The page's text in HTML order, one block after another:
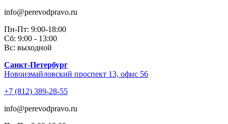
info@perevodpravo.ru
Пн-Пт: 9:00-18:00
Сб: 9:00 - 13:00
Вс: выходной
Санкт-Петербург
Новоизмайловский проспект 13, офис 56
+7 (812) 389-28-55
info@perevodpravo.ru